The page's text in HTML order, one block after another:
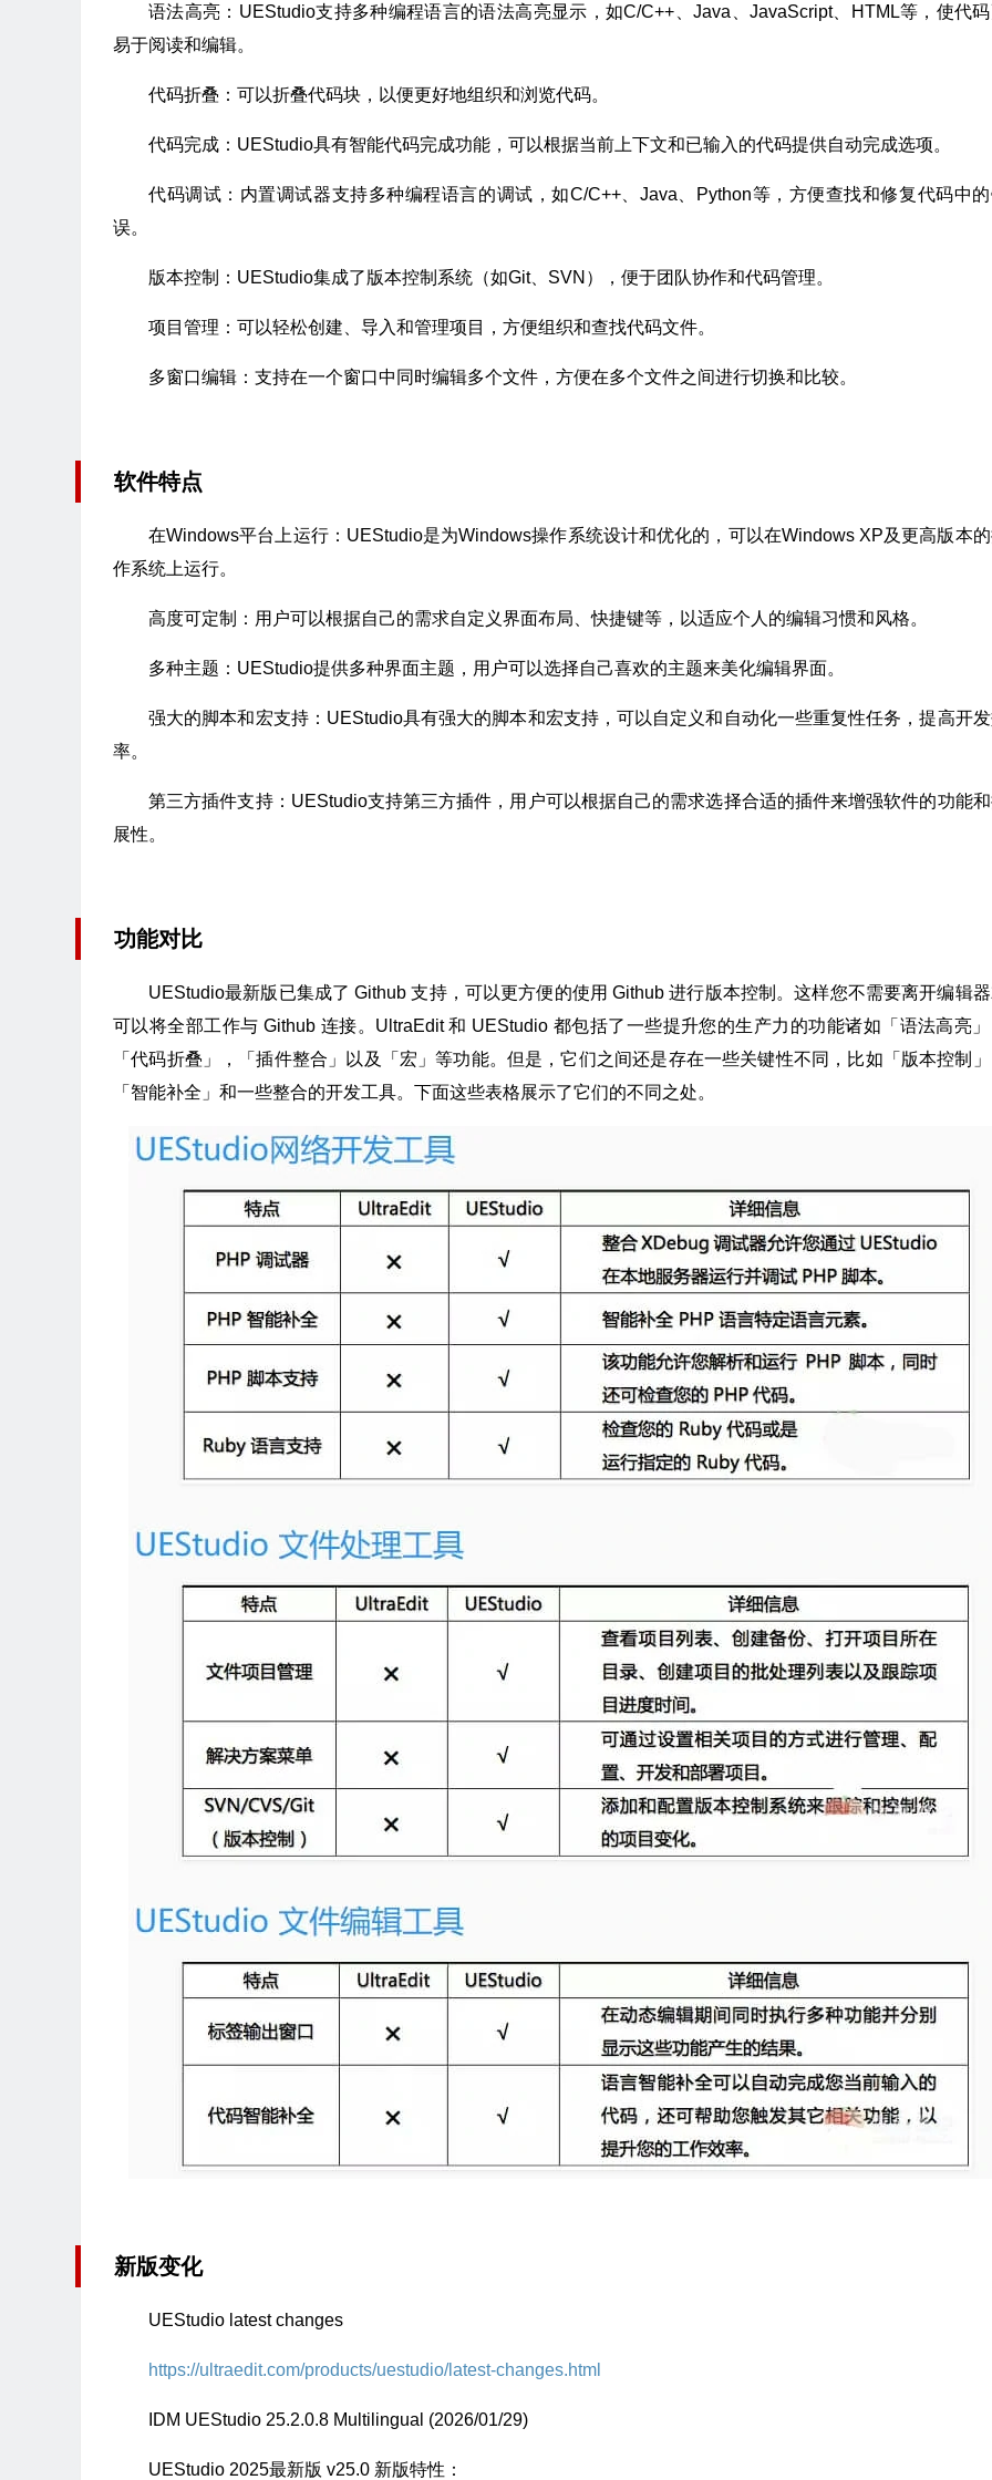
语法高亮：UEStudio支持多种编程语言的语法高亮显示，如C/C++、Java、JavaScript、HTML等，使代
易于阅读和编辑。
代码折叠：可以折叠代码块，以便更好地组织和浏览代码。
代码完成：UEStudio具有智能代码完成功能，可以根据当前上下文和已输入的代码提供自动完成选项。
代码调试：内置调试器支持多种编程语言的调试，如C/C++、Java、Python等，方便查找和修复代码中
误。
版本控制：UEStudio集成了版本控制系统（如Git、SVN），便于团队协作和代码管理。
项目管理：可以轻松创建、导入和管理项目，方便组织和查找代码文件。
多窗口编辑：支持在一个窗口中同时编辑多个文件，方便在多个文件之间进行切换和比较。
软件特点
在Windows平台上运行：UEStudio是为Windows操作系统设计和优化的，可以在Windows XP及更高版本
作系统上运行。
高度可定制：用户可以根据自己的需求自定义界面布局、快捷键等，以适应个人的编辑习惯和风格。
多种主题：UEStudio提供多种界面主题，用户可以选择自己喜欢的主题来美化编辑界面。
强大的脚本和宏支持：UEStudio具有强大的脚本和宏支持，可以自定义和自动化一些重复性任务，提高开
率。
第三方插件支持：UEStudio支持第三方插件，用户可以根据自己的需求选择合适的插件来增强软件的功能
展性。
功能对比
UEStudio最新版已集成了 Github 支持，可以更方便的使用 Github 进行版本控制。这样您不需要离开编辑
可以将全部工作与 Github 连接。UltraEdit 和 UEStudio 都包括了一些提升您的生产力的功能诸如「语法高亮」
「代码折叠」，「插件整合」以及「宏」等功能。但是，它们之间还是存在一些关键性不同，比如「版本控制」
「智能补全」和一些整合的开发工具。下面这些表格展示了它们的不同之处。
新版变化
UEStudio latest changes
https://ultraedit.com/products/uestudio/latest-changes.html
IDM UEStudio 25.2.0.8 Multilingual (2026/01/29)
UEStudio 2025最新版 v25.0 新版特性：